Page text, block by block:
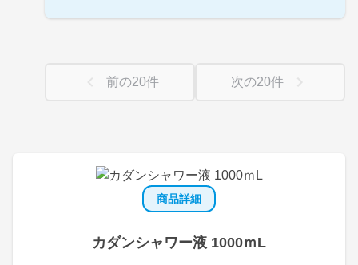
商品詳細
カダンシャワー液 1000ｍL
前の20件 次の20件